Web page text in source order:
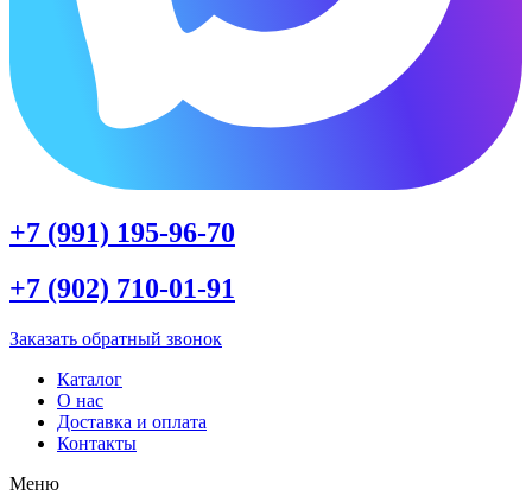
+7 (991) 195-96-70
+7 (902) 710-01-91
Заказать обратный звонок
Каталог
О нас
Доставка и оплата
Контакты
Меню